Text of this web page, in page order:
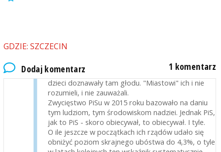
GDZIE: SZCZECIN
Dodaj komentarz 1 komentarz
czy znaleźć inną pracę, o tyle ludzie na wsiach
Bieda i marazm były tam powszechne, a za tym
kroczyły patologie i alkoholizm. Niejednokrotnie
dzieci doznawały tam głodu. "Miastowi" ich i nie
rozumieli, i nie zauważali.
Zwycięstwo PiSu w 2015 roku bazowało na daniu
tym ludziom, tym środowiskom nadziei. Jednak PiS,
jak to PiS - skoro obiecywał, to obiecywał. I tyle.
O ile jeszcze w początkach ich rządów udało się
obniżyć poziom skrajnego ubóstwa do 4,3%, o tyle